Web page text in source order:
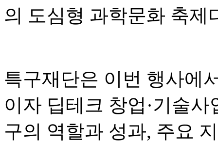
의 도심형 과학문화 축제
특구재단은 이번 행사에
이자 딥테크 창업·기술
구의 역할과 성과, 주요